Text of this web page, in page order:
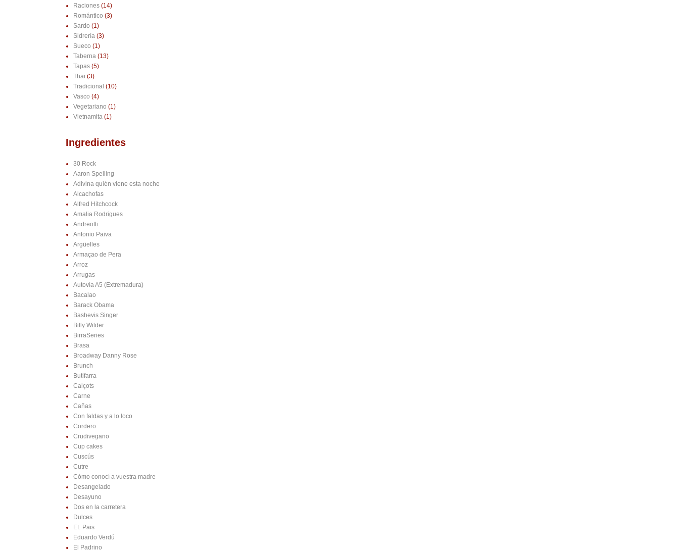
Raciones (14)
Romántico (3)
Sardo (1)
Sidrería (3)
Sueco (1)
Taberna (13)
Tapas (5)
Thai (3)
Tradicional (10)
Vasco (4)
Vegetariano (1)
Vietnamita (1)
Ingredientes
30 Rock
Aaron Spelling
Adivina quién viene esta noche
Alcachofas
Alfred Hitchcock
Amalia Rodrigues
Andreotti
Antonio Paiva
Argüelles
Armaçao de Pera
Arroz
Arrugas
Autovía A5 (Extremadura)
Bacalao
Barack Obama
Bashevis Singer
Billy Wilder
BirraSeries
Brasa
Broadway Danny Rose
Brunch
Butifarra
Calçots
Carne
Cañas
Con faldas y a lo loco
Cordero
Crudivegano
Cup cakes
Cuscús
Cutre
Cómo conocí a vuestra madre
Desangelado
Desayuno
Dos en la carretera
Dulces
EL Pais
Eduardo Verdú
El Padrino